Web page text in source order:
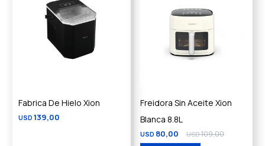
Fabrica De Hielo Xion
USD 139,00
Freidora Sin Aceite Xion
Blanca 8.8L
USD 80,00 USD109,00